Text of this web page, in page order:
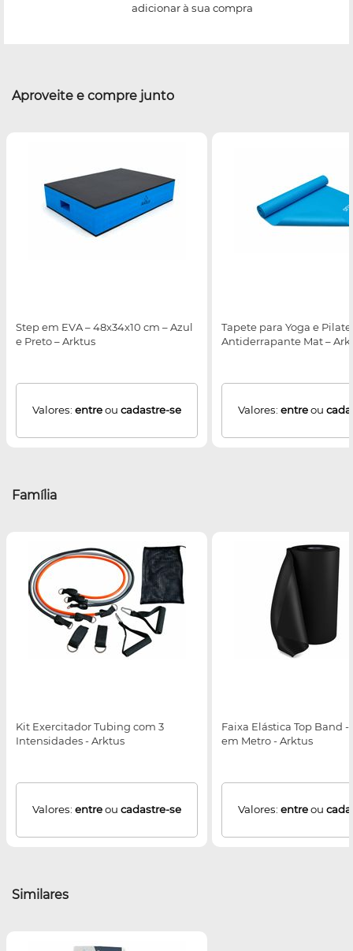
adicionar à sua compra
Aproveite e compre junto
Step em EVA – 48x34x10 cm – Azul
e Preto – Arktus
Valores: entreou cadastre-se
Tapete para Yoga e
Antiderrapante Mat –
Valores: entreou
Família
Kit Exercitador Tubing com 3
Intensidades - Arktus
Valores: entreou cadastre-se
Faixa Elástica Top Band
em Metro - Arktus
Valores: entreou
Similares